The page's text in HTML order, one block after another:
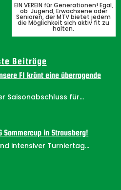
EIN VEREIN für Generationen! Egal,
ob Jugend, Erwachsene oder
Senioren, der MTV bietet jedem
die Möglichkeit sich aktiv fit zu
halten.
Beiträge
F1 krönt eine überragende
Saisonabschluss für...
Sommercup in Strausberg!
intensiver Turniertag...